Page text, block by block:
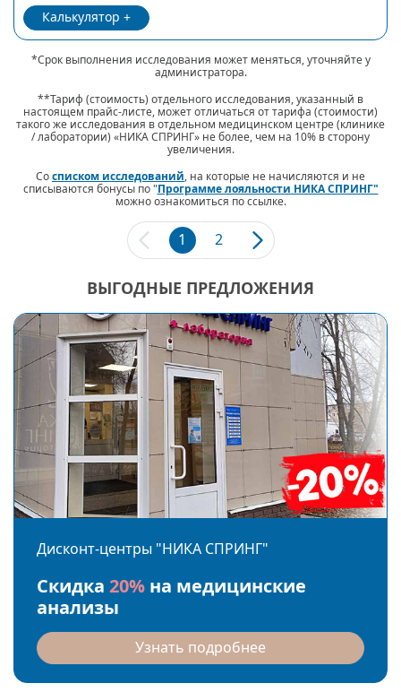
Калькулятор
*Срок выполнения исследования может меняться, уточняйте у
администратора.
**Тариф (стоимость) отдельного исследования, указанный в
настоящем прайс-листе, может отличаться от тарифа (стоимости)
такого же исследования в отдельном медицинском центре (клинике
/ лаборатории) «НИКА СПРИНГ» не более, чем на 10% в сторону
увеличения.
Сосписком исследований, на которые не начисляются и не
списываются бонусы по "Программе лояльности НИКА СПРИНГ"
можно ознакомиться по ссылке.
1 2
ВЫГОДНЫЕ ПРЕДЛОЖЕНИЯ
Дисконт-центры "НИКА СПРИНГ"
Скидка 20% на медицинские
анализы
Узнать подробнее